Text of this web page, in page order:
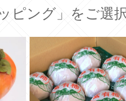
ピング」をご選